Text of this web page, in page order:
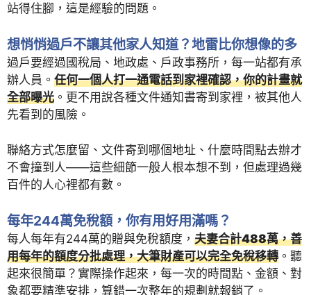
站得住腳，這是經驗的問題。
想悄悄過戶不讓其他家人知道？地雷比你想像的多
過戶要經過國稅局、地政處、戶政事務所，每一站都有承
辦人員。 任何一個人打一通電話到家裡確認，你的計畫就
全部曝光 。更不用說各種文件通知書寄到家裡，被其他人
先看到的風險。
聯絡方式怎麼留、文件寄到哪個地址、什麼時間點去辦才
不會撞到人——這些細節一般人根本想不到，但處理過幾
百件的人心裡都有數。
每年244萬免稅額，你有用好用滿嗎？
每人每年有244萬的贈與免稅額度， 夫妻合計488萬，善
用每年的額度分批處理，大筆財產可以完全免稅移轉 。聽
起來很簡單？實際操作起來，每一次的時間點、金額、對
象都要精準安排，算錯一次整年的規劃就報銷了。